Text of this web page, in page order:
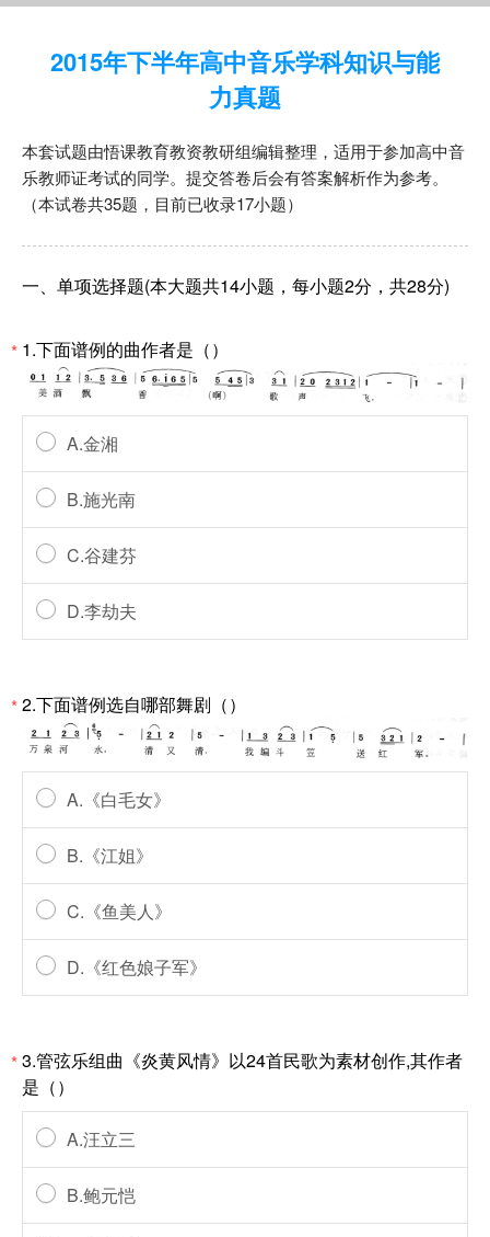
2015年下半年高中音乐学科知识与能
力真题
本套试题由悟课教育教资教研组编辑整理，适用于参加高中音
乐教师证考试的同学。提交答卷后会有答案解析作为参考。
（本试卷共35题，目前已收录17小题）
一、单项选择题(本大题共14小题，每小题2分，共28分)
* 1.下面谱例的曲作者是（）
A.金湘
B.施光南
C.谷建芬
D.李劫夫
*2.下面谱例选自哪部舞剧（）
A.《白毛女》
B.《江姐》
C.《鱼美人》
D.《红色娘子军》
*3.管弦乐组曲《炎黄风情》以24首民歌为素材创作,其作者
是（）
A.汪立三
B.鲍元恺